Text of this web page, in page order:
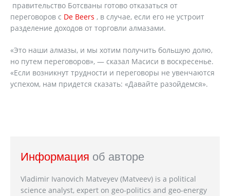
правительство Ботсваны готово отказаться от
переговоров с De Beers , в случае, если его не устроит
разделение доходов от торговли алмазами.
«Это наши алмазы, и мы хотим получить большую долю,
но путем переговоров», — сказал Масиси в воскресенье.
«Если возникнут трудности и переговоры не увенчаются
успехом, нам придется сказать: «Давайте разойдемся».
Информация об авторе
Vladimir Ivanovich Matveyev (Matveev) is a political
science analyst, expert on geo-politics and geo-energy